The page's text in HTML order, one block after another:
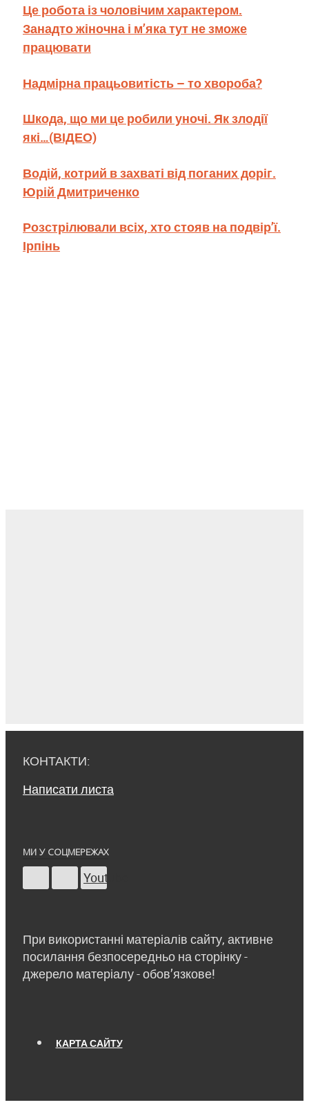
Це робота із чоловічим характером.
Занадто жіночна і м’яка тут не зможе
працювати
Надмірна працьовитість – то хвороба?
Шкода, що ми це робили уночі. Як злодії
які…(ВІДЕО)
Водій, котрий в захваті від поганих доріг.
Юрій Дмитриченко
Розстрілювали всіх, хто стояв на подвір’ї.
Ірпінь
КОНТАКТИ:
Написати листа
МИ У СОЦМЕРЕЖАХ
Youtube
При використанні матеріалів сайту, активне
посилання безпосередньо на сторінку -
джерело матеріалу - обов’язкове!
КАРТА САЙТУ